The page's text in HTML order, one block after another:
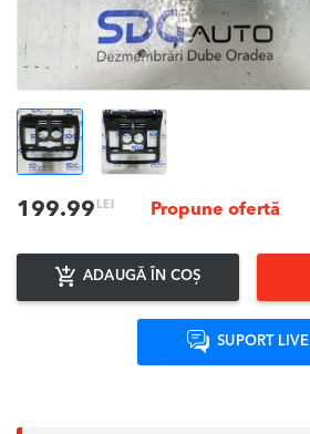
199.99 LEI Propune ofertă
ADAUGĂ ÎN COȘ
SUPORT LIVE